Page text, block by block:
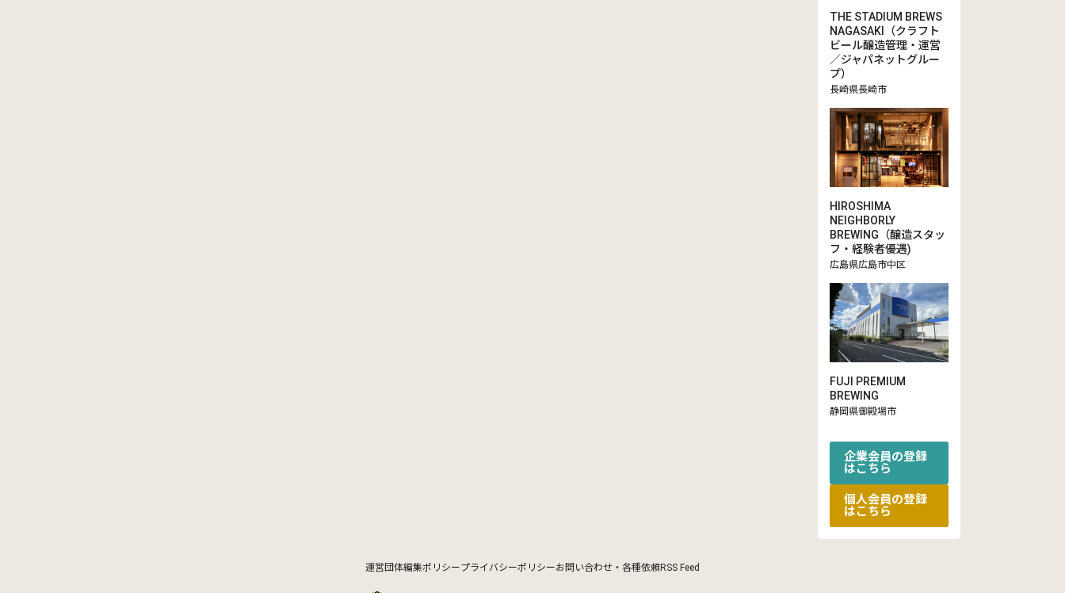
THE STADIUM BREWS
NAGASAKI（クラフト
ビール醸造管理・運営
／ジャパネットグルー
プ）
長崎県長崎市
HIROSHIMA
NEIGHBORLY
BREWING（醸造スタッ
フ・経験者優遇)
広島県広島市中区
FUJI PREMIUM
BREWING
静岡県御殿場市
企業会員の登録
はこちら
個人会員の登録
はこちら
運営団体編集ポリシープライバシーポリシーお問い合わせ・各種依頼RSS Feed